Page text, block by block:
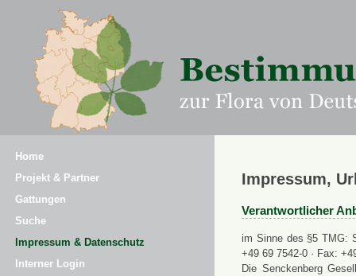
Home
Projekt & Partner
Gattungen
Suche
Impressum & Datenschutz
Interner Login
Impressum,
Verantwortlicher
im Sinne des §5 TMG:
+49 69 7542-0 · Fax:
Die Senckenberg